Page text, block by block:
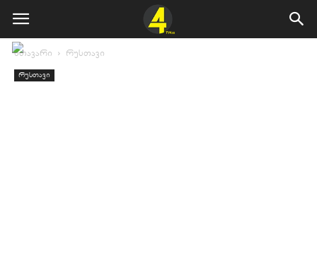
მთავარი რუსთავი
რუსთავი